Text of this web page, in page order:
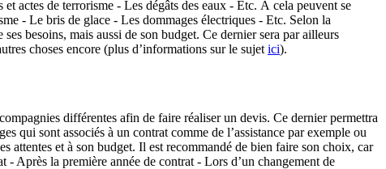
actes de terrorisme - Les dégâts des eaux - Etc. À cela peuvent se
- Le bris de glace - Les dommages électriques - Etc. Selon la
besoins, mais aussi de son budget. Ce dernier sera par ailleurs
choses encore (plus d’informations sur le sujet ici).
différentes afin de faire réaliser un devis. Ce dernier permettra
qui sont associés à un contrat comme de l’assistance par exemple ou
attentes et à son budget. Il est recommandé de bien faire son choix, car
- Après la première année de contrat - Lors d’un changement de